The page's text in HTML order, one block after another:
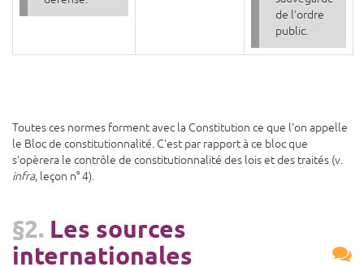
de l'ordre
public.
Toutes ces normes forment avec la Constitution ce que l'on appelle
le Bloc de constitutionnalité. C'est par rapport à ce bloc que
s'opèrera le contrôle de constitutionnalité des lois et des traités (v.
infra, leçon n° 4).
§2. Les sources
internationales